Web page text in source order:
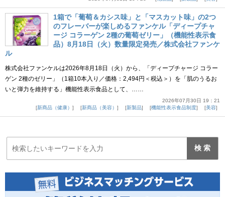
1箱で「葡萄＆カシス味」と「マスカット味」の2つ
のフレーバーが楽しめるファンケル「ディープチャ
ージ コラーゲン 2種の葡萄ゼリー」（機能性表示食
品）8月18日（火）数量限定発売／株式会社ファンケ
ル
株式会社ファンケルは2026年8月18日（火）から、「ディープチャージ コラー
ゲン 2種のゼリー」（1箱10本入り／価格：2,494円＜税込＞）を「肌のうるお
いと弾力を維持する」機能性表示食品として、……
2026年07月30日 19：21
新商品（健康）
新商品（美容） 新製品 機能性表示食品制度 美容